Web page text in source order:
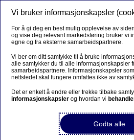
Søk lån til bil, MC
med
Sjekk mulighetene dine for å få lån
Vi bruker informasjonskapsler
For å gi deg en best mulig opplevelse av
og vise deg relevant markedsføring bruker vi
egne og fra eksterne samarbeidspartnere.
Vi ber om ditt samtykke til å bruke
alle samtykker du til alle informasjonskapsler
samarbeidspartnere. Informasjonskapsler
nettstedet skal fungere omfattes ikke av
Det er enkelt å endre eller trekke tilbake
informasjonskapsler og hvordan vi
Godta alle